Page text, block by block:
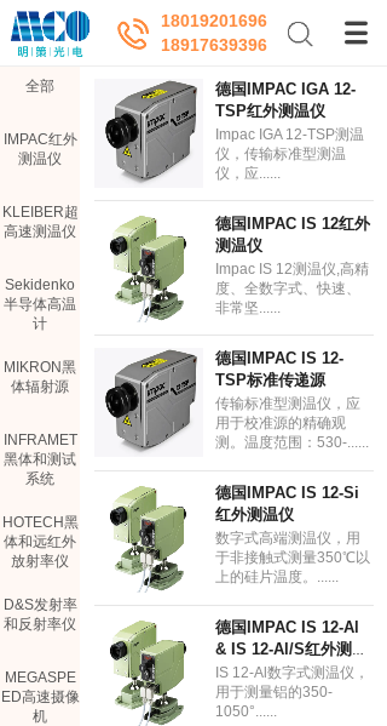
18917639396
18019201696
全部
IMPAC红外
测温仪
KLEIBER超
高速测温仪
Sekidenko
半导体高温
计
MIKRON黑
体辐射源
INFRAMET
黑体和测试
系统
HOTECH黑
体和远红外
放射率仪
D&S发射率
和反射率仪
MEGASPE
ED高速摄像
机
德国IMPAC IGA 12-
TSP红外测温仪
Impac IGA 12-TSP测温
仪，传输标准型测温
仪，应......
德国IMPAC IS 12红外
测温仪
Impac IS 12测温仪,高精
度、全数字式、快速、
非常坚......
德国IMPAC IS 12-
TSP标准传递源
传输标准型测温仪，应
用于校准源的精确观
测。温度范围：530-......
德国IMPAC IS 12-Si
红外测温仪
数字式高端测温仪，用
于非接触式测量350℃以
上的硅片温度。......
德国IMPAC IS 12-Al
& IS 12-Al/S红外测温
仪IS 12-Al数字式测温仪，
用于测量铝的350-
1050°......